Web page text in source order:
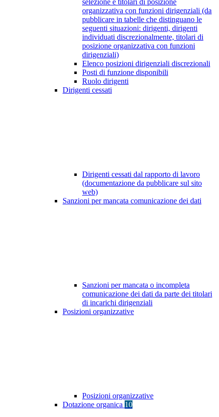
selezione e titolari di posizione
organizzativa con funzioni dirigenziali (da
pubblicare in tabelle che distinguano le
seguenti situazioni: dirigenti, dirigenti
individuati discrezionalmente, titolari di
posizione organizzativa con funzioni
dirigenziali)
Elenco posizioni dirigenziali discrezionali
Posti di funzione disponibili
Ruolo dirigenti
Dirigenti cessati
Dirigenti cessati dal rapporto di lavoro
(documentazione da pubblicare sul sito
web)
Sanzioni per mancata comunicazione dei dati
Sanzioni per mancata o incompleta
comunicazione dei dati da parte dei titolari
di incarichi dirigenziali
Posizioni organizzative
Posizioni organizzative
Dotazione organica 10